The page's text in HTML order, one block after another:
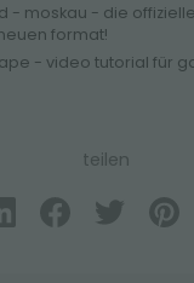
- moskau - die
format!
- video tutorial für
teilen